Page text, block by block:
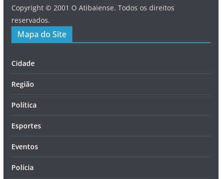
Copyright © 2001 O Atibaiense. Todos os direitos
reservados.
Mapa do Site
Cidade
Região
Política
Esportes
Eventos
Polícia